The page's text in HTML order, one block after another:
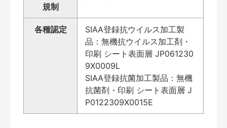
規制
各種認定
SIAA登録抗ウイルス加工製
品：無機抗ウイルス加工剤・
印刷 シート表面層 JP061230
9X0009L
SIAA登録抗菌加工製品：無機
抗菌剤・印刷 シート表面層 J
P0122309X0015E